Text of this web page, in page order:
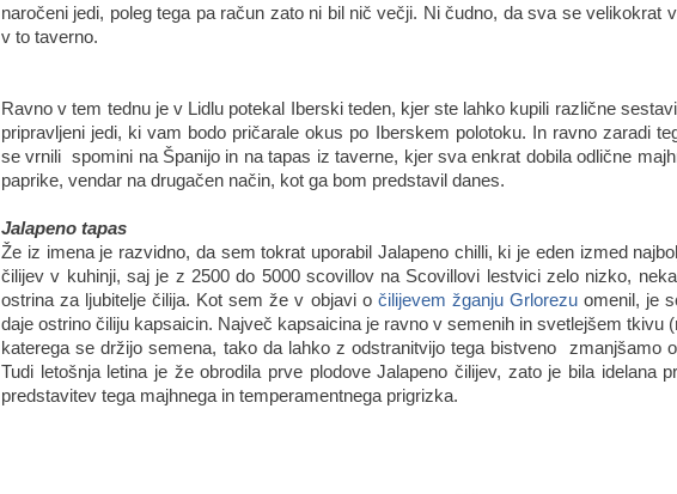
naročeni jedi, poleg tega pa račun zato ni bil nič večji. Ni čudno, da sva se velikokrat
v to taverno.
Ravno v tem tednu je v Lidlu potekal Iberski teden, kjer ste lahko kupili različne
pripravljeni jedi, ki vam bodo pričarale okus po Iberskem polotoku. In ravno zaradi
se vrnili spomini na Španijo in na tapas iz taverne, kjer sva enkrat dobila odlične
paprike, vendar na drugačen način, kot ga bom predstavil danes.
Jalapeno tapas
Že iz imena je razvidno, da sem tokrat uporabil Jalapeno chilli, ki je eden izmed
čilijev v kuhinji, saj je z 2500 do 5000 scovillov na Scovillovi lestvici zelo nizko,
ostrina za ljubitelje čilija. Kot sem že v objavi o čilijevem žganju Grlorezuomenil, je
daje ostrino čiliju kapsaicin. Največ kapsaicina je ravno v semenih in svetlejšem tkivu
katerega se držijo semena, tako da lahko z odstranitvijo tega bistveno zmanjšamo
Tudi letošnja letina je že obrodila prve plodove Jalapeno čilijev, zato je bila idelana
predstavitev tega majhnega in temperamentnega prigrizka.